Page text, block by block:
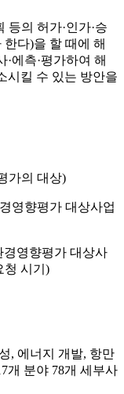
등의 허가·인가·승
다)을 할 때에 해
에측·평가하여 해
시킬 수 있는 방안을
가의 대상)
영향평가 대상사업
경영향평가 대상사
청 시기)
, 에너지 개발, 항만
개 분야 78개 세부사